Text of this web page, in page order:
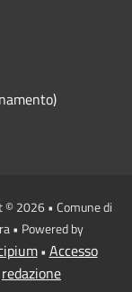
© 2026 • Comune di
• Powered by
• Accesso
redazione